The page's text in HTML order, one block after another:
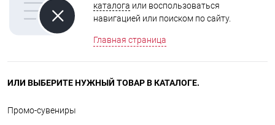
каталога или воспользоваться
навигацией или поиском по сайту.
Главная страница
ИЛИ ВЫБЕРИТЕ НУЖНЫЙ ТОВАР В КАТАЛОГЕ.
Промо-сувениры